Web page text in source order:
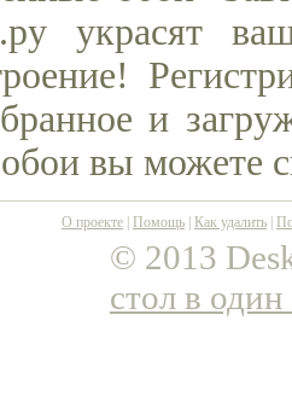
украсят
и
вы можете
О проекте Помощь Как удалить
© 2013
стол в